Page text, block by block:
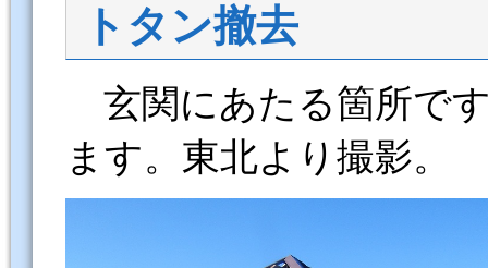
トタン撤去
玄関にあたる箇所で
ます。東北より撮影。